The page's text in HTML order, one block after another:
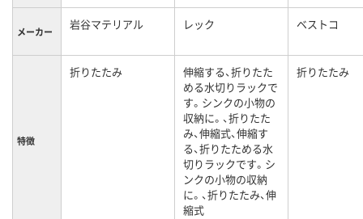
メーカー 岩谷マテリアル レック ベストコ
特徴
折りたたみ
伸縮する、折りたた
める水切りラックで
す。シンクの小物の
収納に。、折りたた
み、伸縮式、伸縮す
る、折りたためる水
切りラックです。シ
ンクの小物の収納
に。、折りたたみ、伸
縮式
折りたたみ